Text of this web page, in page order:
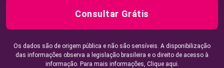
Consultar Grátis
Os dados são de origem pública e não são sensíveis. A disponibilização
das informações observa a legislação brasileira e o direito de acesso à
informação. Para mais informações, Clique aqui.